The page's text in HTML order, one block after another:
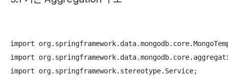
import
import
import org.springframework.stereotype.Service;